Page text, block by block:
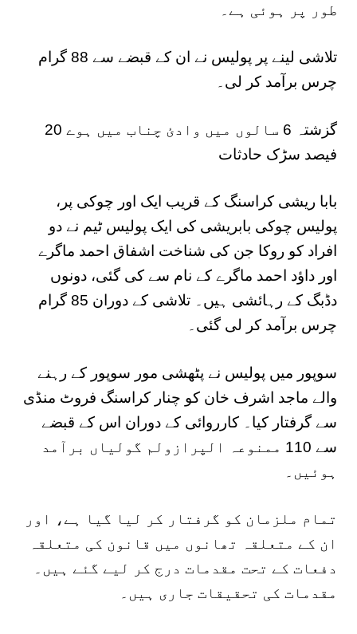
طور پر ہوئی ہے۔
تلاشی لینے پر پولیس نے ان کے قبضے سے 88 گرام
چرس برآمد کر لی۔
گزشتہ 6 سالوں میں وادئ چناب میں ہوے 20
فیصد سڑک حادثات
بابا ریشی کراسنگ کے قریب ایک اور چوکی پر،
پولیس چوکی بابریشی کی ایک پولیس ٹیم نے دو
افراد کو روکا جن کی شناخت اشفاق احمد ماگرے
اور داؤد احمد ماگرے کے نام سے کی گئی، دونوں
دڈبگ کے رہائشی ہیں۔ تلاشی کے دوران 85 گرام
چرس برآمد کر لی گئی۔
سوپور میں پولیس نے پٹھشی مور سوپور کے رہنے
والے ماجد اشرف خان کو چنار کراسنگ فروٹ منڈی
سے گرفتار کیا۔ کارروائی کے دوران اس کے قبضے
سے 110 ممنوعہ الپرازولم گولیاں برآمد
ہوئیں۔
تمام ملزمان کو گرفتار کر لیا گیا ہے، اور
ان کے متعلقہ تھانوں میں قانون کی متعلقہ
دفعات کے تحت مقدمات درج کر لیے گئے ہیں۔
مقدمات کی تحقیقات جاری ہیں۔